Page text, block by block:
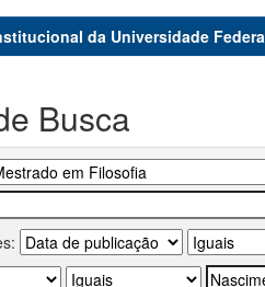
da Universidade
Busca